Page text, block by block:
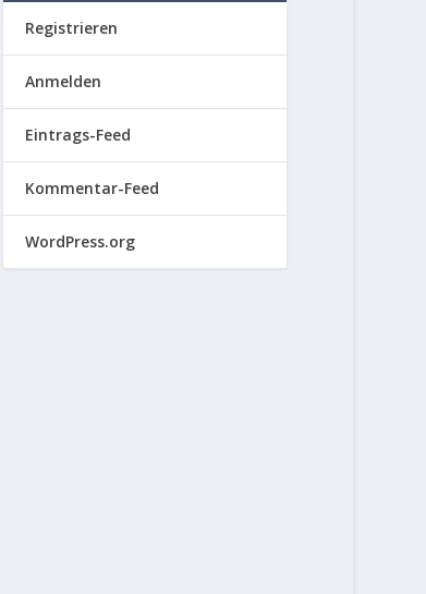
Registrieren
Anmelden
Eintrags-Feed
Kommentar-Feed
WordPress.org